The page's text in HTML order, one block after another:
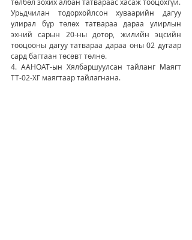
Урьдчилан тодорхойлсон хуваарийн дагуу
улирал бүр төлөх татвараа дараа улирлын
эхний сарын 20-ны дотор, жилийн эцсийн
тооцооны дагуу татвараа дараа оны 02 дугаар
сард багтаан төсөвт төлнө.
4. ААНОАТ-ын Хялбаршуулсан тайланг Маягт
ТТ-02-ХГ маягтаар тайлагнана.